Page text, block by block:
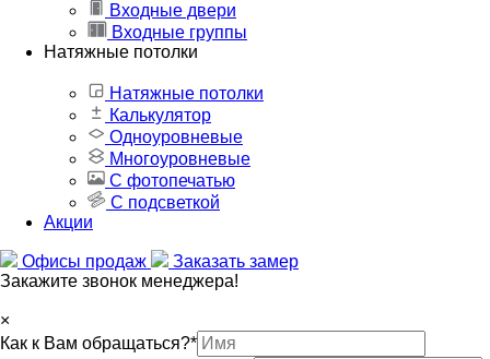
Входные двери
Входные группы
Натяжные потолки
Натяжные потолки
Калькулятор
Одноуровневые
Многоуровневые
С фотопечатью
С подсветкой
Акции
Офисы продаж
Заказать замер
Закажите звонок менеджера!
×
Как к Вам обращаться?*